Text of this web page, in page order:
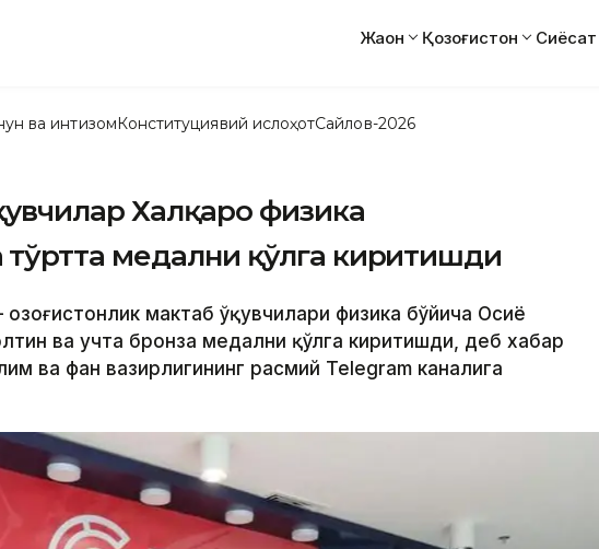
Жаҳон Қозоғистон Сиёсат
ва интизомКонституциявий ислоҳотСайлов-2026
Халқаро физика
медални қўлга киритишди
Қозоғистонлик мактаб ўқувчилари физика бўйича Осиё
ва учта бронза медални қўлга киритишди, деб хабар
ва фан вазирлигининг расмий Telegram каналига